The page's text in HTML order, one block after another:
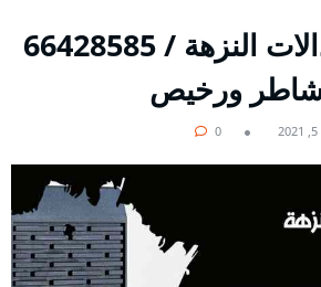
فني تركيب بدالات النزهة / 66428585
شاطر ورخيص
0